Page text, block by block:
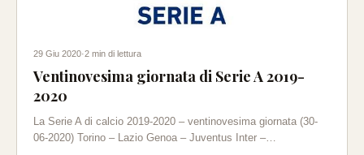
29 Giu 2020·2 min di lettura
Ventinovesima giornata di Serie A 2019-
2020
La Serie A di calcio 2019-2020 – ventinovesima giornata (30-
06-2020) Torino – Lazio Genoa – Juventus Inter –…